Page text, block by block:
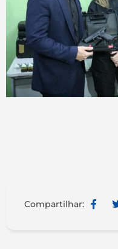
Compartilhar: